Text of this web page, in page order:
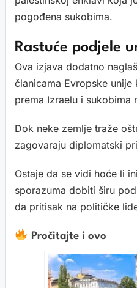
pogođena sukobima.
Rastuće podjele
Ova izjava dodatno
članicama Evropske
prema Izraelu i sukobima
Dok neke zemlje traže
zagovaraju diplomatski
Ostaje da se vidi hoće li
sporazuma dobiti širu
da pritisak na političke
Pročitajte i ovo